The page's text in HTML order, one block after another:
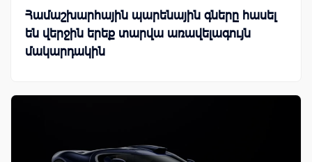
Համաշխարհային պարենային գները հասել
են վերջին երեք տարվա առավելագույն
մակարդակին